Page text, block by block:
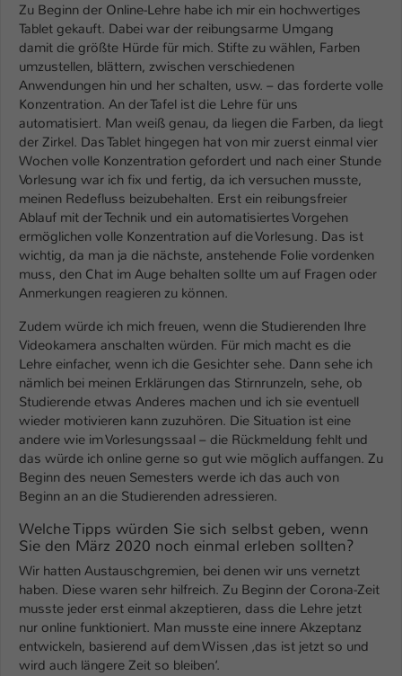
Zu Beginn der Online-Lehre habe ich mir ein hochwertiges
Tablet gekauft. Dabei war der reibungsarme Umgang
damit die größte Hürde für mich. Stifte zu wählen, Farben
umzustellen, blättern, zwischen verschiedenen
Anwendungen hin und her schalten, usw. – das forderte volle
Konzentration. An der Tafel ist die Lehre für uns
automatisiert. Man weiß genau, da liegen die Farben, da liegt
der Zirkel. Das Tablet hingegen hat von mir zuerst einmal vier
Wochen volle Konzentration gefordert und nach einer Stunde
Vorlesung war ich fix und fertig, da ich versuchen musste,
meinen Redefluss beizubehalten. Erst ein reibungsfreier
Ablauf mit der Technik und ein automatisiertes Vorgehen
ermöglichen volle Konzentration auf die Vorlesung. Das ist
wichtig, da man ja die nächste, anstehende Folie vordenken
muss, den Chat im Auge behalten sollte um auf Fragen oder
Anmerkungen reagieren zu können.
Zudem würde ich mich freuen, wenn die Studierenden Ihre
Videokamera anschalten würden. Für mich macht es die
Lehre einfacher, wenn ich die Gesichter sehe. Dann sehe ich
nämlich bei meinen Erklärungen das Stirnrunzeln, sehe, ob
Studierende etwas Anderes machen und ich sie eventuell
wieder motivieren kann zuzuhören. Die Situation ist eine
andere wie im Vorlesungssaal – die Rückmeldung fehlt und
das würde ich online gerne so gut wie möglich auffangen. Zu
Beginn des neuen Semesters werde ich das auch von
Beginn an an die Studierenden adressieren.
Welche Tipps würden Sie sich selbst geben, wenn
Sie den März 2020 noch einmal erleben sollten?
Wir hatten Austauschgremien, bei denen wir uns vernetzt
haben. Diese waren sehr hilfreich. Zu Beginn der Corona-Zeit
musste jeder erst einmal akzeptieren, dass die Lehre jetzt
nur online funktioniert. Man musste eine innere Akzeptanz
entwickeln, basierend auf dem Wissen ‚das ist jetzt so und
wird auch längere Zeit so bleiben‘.
Zweck
Einstellungen. Unter anderem eine zufällig
generierte ID, für die historische
Speicherung Ihrer vorgenommen
Einstellungen, falls der Webseiten-
Betreiber dies eingestellt hat.
Name fe_typo_user / PHPSESSID
Anbieter TYPO3
Laufzeit 1 Woche
Dieses Cookie ist ein Standard-Session-
Cookie von TYPO3. Es speichert im Fall
eines Intranet-Logins die Session-ID. So
wiedererkannt werden und es wird ihm
Zugang zu geschützten Bereichen
gewährt.
Name be_typo_user
Anbieter TYPO3
Zweck
Dieser Cookie teilt der Webseite mit, ob
ein Besucher im Typo3-Backend
angemeldet ist und Rechte besitzt diese
zu verwalten.